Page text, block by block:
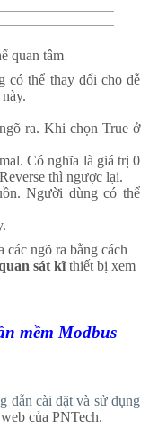
quan tâm
có thể thay đổi cho dễ
ra. Khi chọn True ở
Có nghĩa là giá trị 0
thì ngược lại.
Người dùng có thể
ngõ ra bằng cách
sát kĩthiết bị xem
mềm Modbus
dẫn cài đặt và sử dụng
của PNTech.